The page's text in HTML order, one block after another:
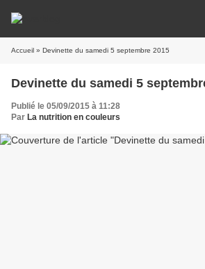
Accueil » Devinette du samedi 5 septembre 2015
Devinette du samedi 5
Publié le 05/09/2015 à 11:28
Par La nutrition en couleurs